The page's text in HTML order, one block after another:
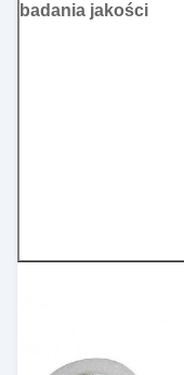
badania jakości